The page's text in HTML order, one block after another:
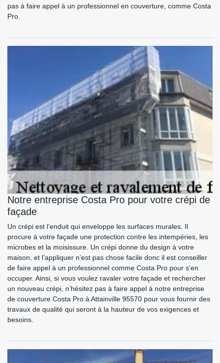
pas à faire appel à un professionnel en couverture, comme Costa
Pro.
Notre entreprise Costa Pro pour votre crépi de
façade
Un crépi est l’enduit qui enveloppe les surfaces murales. Il
procure à votre façade une protection contre les intempéries, les
microbes et la moisissure. Un crépi donne du design à votre
maison, et l’appliquer n’est pas chose facile donc il est conseiller
de faire appel à un professionnel comme Costa Pro pour s’en
occuper. Ainsi, si vous voulez ravaler votre façade et rechercher
un nouveau crépi, n’hésitez pas à faire appel à notre entreprise
de couverture Costa Pro à Attainville 95570 pour vous fournir des
travaux de qualité qui seront à la hauteur de vos exigences et
besoins.